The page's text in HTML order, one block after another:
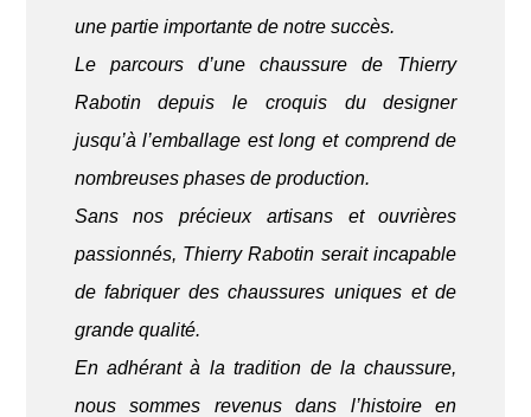
une partie importante de notre succès.
Le parcours d’une chaussure de Thierry
Rabotin depuis le croquis du designer
jusqu’à l’emballage est long et comprend de
nombreuses phases de production.
Sans nos précieux artisans et ouvrières
passionnés, Thierry Rabotin serait incapable
de fabriquer des chaussures uniques et de
grande qualité.
En adhérant à la tradition de la chaussure,
nous sommes revenus dans l’histoire en